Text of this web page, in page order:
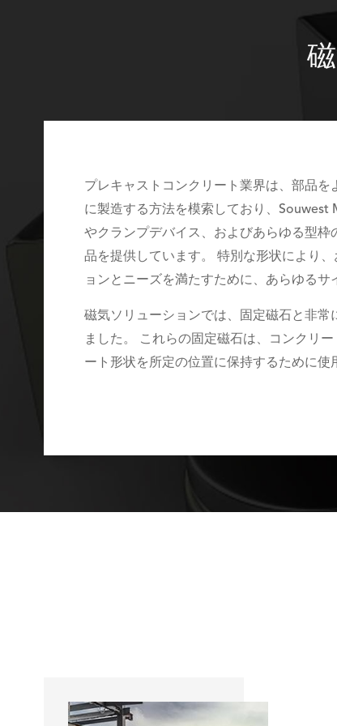
プレキャストコンクリート業界は、部品を
に製造する方法を模索しており、Souwest
やクランプデバイス、およびあらゆる型枠
品を提供しています。 特別な形状により
ョンとニーズを満たすために、あらゆるサ
磁気ソリューションでは、固定磁石と非常
ました。 これらの固定磁石は、コンクリ
ート形状を所定の位置に保持するために使